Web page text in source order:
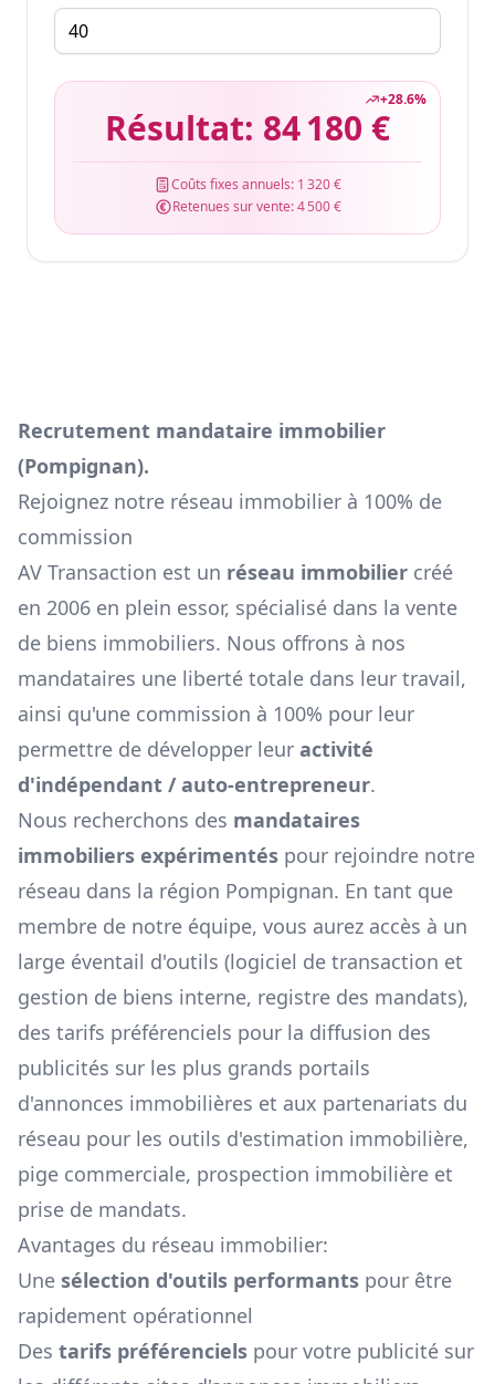
+28.6%
Résultat: 84 180 €
Coûts fixes annuels: 1 320 €
Retenues sur vente:4 500 €
Recrutement mandataire immobilier
(Pompignan).
Rejoignez notre réseau immobilier à 100% de
commission
AV Transaction est un réseau immobilier créé
en 2006 en plein essor, spécialisé dans la vente
de biens immobiliers. Nous offrons à nos
mandataires une liberté totale dans leur travail,
ainsi qu'une commission à 100% pour leur
permettre de développer leur activité
d'indépendant / auto-entrepreneur.
Nous recherchons des mandataires
immobiliers expérimentés pour rejoindre notre
réseau dans la région Pompignan. En tant que
membre de notre équipe, vous aurez accès à un
large éventail d'outils (logiciel de transaction et
gestion de biens interne, registre des mandats),
des tarifs préférenciels pour la diffusion des
publicités sur les plus grands portails
d'annonces immobilières et aux partenariats du
réseau pour les outils d'estimation immobilière,
pige commerciale, prospection immobilière et
prise de mandats.
Avantages du réseau immobilier:
Une sélection d'outils performants pour être
rapidement opérationnel
Des tarifs préférenciels pour votre publicité sur